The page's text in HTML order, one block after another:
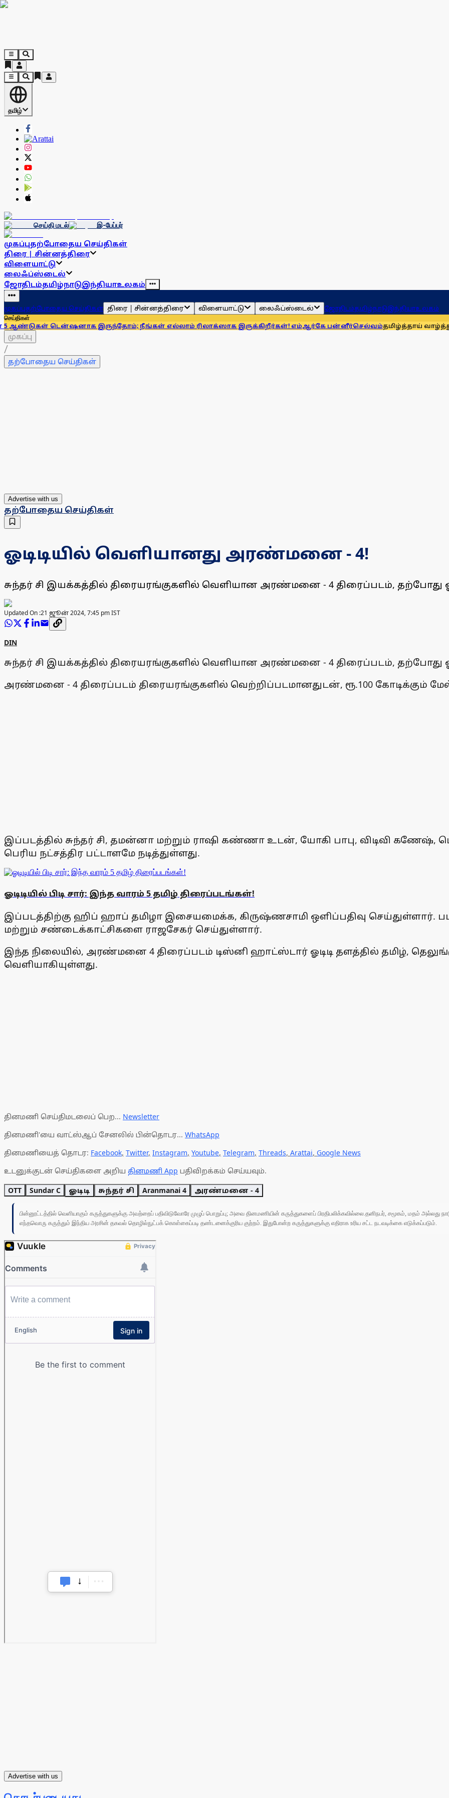
தமிழ்
செய்தி மடல் இ-பேப்பர்
முகப்புதற்போதைய செய்திகள்
திரை | சின்னத்திரை
விளையாட்டு
லைஃப்ஸ்டைல்
ஜோதிடம்தமிழ்நாடுஇந்தியாஉலகம்
முகப்புதற்போதைய செய்திகள் திரை | சின்னத்திரை விளையாட்டு லைஃப்ஸ்டைல் ஜோதிடம்தமிழ்நாடுஇந்தியாஉலகம்
செய்திகள்
இருந்தோம்; நீங்கள் எல்லாம் ரிலாக்ஸாக இருக்கிறீர்கள்! எம்ஆர்கே பன்னீர்செல்வம்தமிழ்த்தாய் வாழ்த்துக்கு
முகப்பு
/
தற்போதைய செய்திகள்
Advertise with us
தற்போதைய செய்திகள்
ஓடிடியில் வெளியானது அரண்மனை - 4!
சுந்தர் சி இயக்கத்தில் திரையரங்குகளில் வெளியான அரண்மனை - 4 திரைப்படம், தற்போது
Updated On :21 ஜூன் 2024, 7:45 pm IST
DIN
சுந்தர் சி இயக்கத்தில் திரையரங்குகளில் வெளியான அரண்மனை - 4 திரைப்படம், தற்போது
அரண்மனை - 4 திரைப்படம் திரையரங்குகளில் வெற்றிப்படமானதுடன், ரூ.100 கோடிக்கும் மேல்
இப்படத்தில் சுந்தர் சி, தமன்னா மற்றும் ராஷி கண்ணா உடன், யோகி பாபு, விடிவி
பெரிய நட்சத்திர பட்டாளமே நடித்துள்ளது.
ஓடிடியில் பிடி சார்: இந்த வாரம் 5 தமிழ் திரைப்படங்கள்!
இப்படத்திற்கு ஹிப் ஹாப் தமிழா இசையமைக்க, கிருஷ்ணசாமி ஒளிப்பதிவு செய்துள்ளார்.
மற்றும் சண்டைக்காட்சிகளை ராஜசேகர் செய்துள்ளார்.
இந்த நிலையில், அரண்மனை 4 திரைப்படம் டிஸ்னி ஹாட்ஸ்டார் ஓடிடி தளத்தில் தமிழ்,
வெளியாகியுள்ளது.
தினமணி செய்திமடலைப் பெற... Newsletter
தினமணி'யை வாட்ஸ்ஆப் சேனலில் பின்தொடர... WhatsApp
தினமணியைத் தொடர: Facebook, Twitter, Instagram, Youtube, Telegram, Threads, Arattai, Google News
உடனுக்குடன் செய்திகளை அறிய தினமணி App பதிவிறக்கம் செய்யவும்.
OTT Sundar C ஓடிடி சுந்தர் சி Aranmanai 4 அரண்மனை - 4
பின்னூட்டத்தில் வெளியாகும் கருத்துகளுக்கு அவற்றைப் பதிவிடுவோரே முழுப் பொறுப்பு; அவை தினமணியின் கருத்துகளைப் பிரதிபலிக்கவில்லை.தனிநபர், சமூகம், மதம் அல்லது
எந்தவொரு கருத்தும் இந்திய அரசின் தகவல் தொழில்நுட்பக் கொள்கைப்படி தண்டனைக்குரிய குற்றம். இதுபோன்ற கருத்துகளுக்கு எதிராக உரிய சட்ட நடவடிக்கை எடுக்கப்படும்.
Advertise with us